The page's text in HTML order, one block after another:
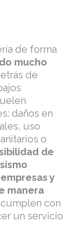
de forma
mucho
de
daños en
uso
o
de
y
manera
con
un servicio